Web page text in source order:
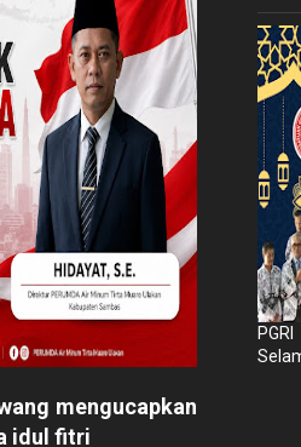
mengucapkan
idul fitri